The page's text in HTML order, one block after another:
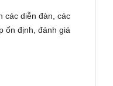
các diễn đàn, các
ổn định, đánh giá